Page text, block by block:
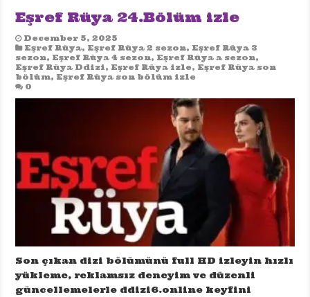
Eşref Rüya 24.Bölüm izle
December 5, 2025
Eşref Rüya, Eşref Rüya 2 sezon, Eşref Rüya 3
sezon, Eşref Rüya 4 sezon, Eşref Rüya a sezon,
Eşref Rüya Ddizi, Eşref Rüya izle, Eşref Rüya son
bölüm, Eşref Rüya son bölüm izle
0
Son çıkan dizi bölümünü full HD izleyin hızlı
yükleme, reklamsız deneyim ve düzenli
güncellemelerle ddizi6.online keyfini